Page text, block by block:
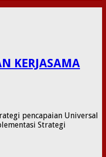
KERJASAMA
pencapaian Universal
Strategi